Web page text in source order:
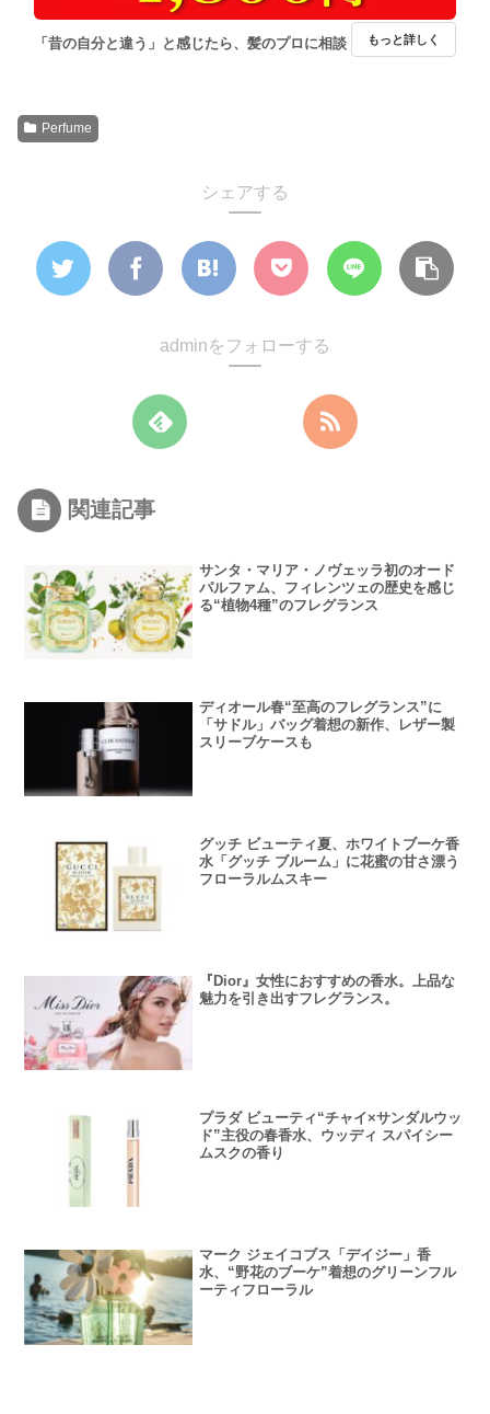
「昔の自分と違う」と感じたら、髪のプロに相談 もっと詳しく
Perfume
シェアする
adminをフォローする
関連記事
サンタ・マリア・ノヴェッラ初のオード
パルファム、フィレンツェの歴史を感じ
る“植物4種”のフレグランス
ディオール春“至高のフレグランス”に
「サドル」バッグ着想の新作、レザー製
スリーブケースも
グッチ ビューティ夏、ホワイトブーケ香
水「グッチ ブルーム」に花蜜の甘さ漂う
フローラルムスキー
『Dior』女性におすすめの香水。上品な
魅力を引き出すフレグランス。
プラダ ビューティ“チャイ×サンダルウッ
ド”主役の春香水、ウッディ スパイシー
ムスクの香り
マーク ジェイコブス「デイジー」香
水、“野花のブーケ”着想のグリーンフル
ーティフローラル